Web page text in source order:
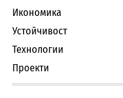
Икономика
Устойчивост
Технологии
Проекти